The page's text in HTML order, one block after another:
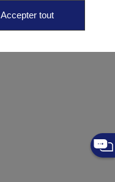
Accepter tout